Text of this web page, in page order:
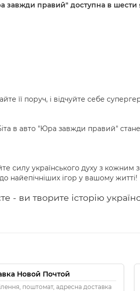
завжди правий" доступна в шести
її поруч, і відчуйте себе
в авто "Юра завжди правий"
силу українського духу з
найепічніших ігор у вашому житті!
- ви творите історію
Новой Почтой
поштомат, адресна доставка